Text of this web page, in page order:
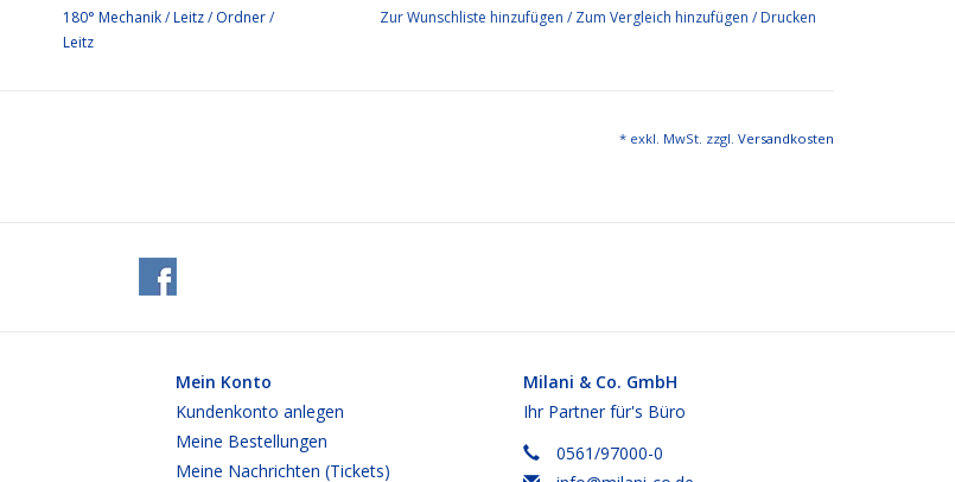
180° Mechanik/Leitz/ Ordner/
Leitz
Zur Wunschliste hinzufügen / Zum Vergleich hinzufügen / Drucken
* exkl. MwSt. zzgl. Versandkosten
Mein Konto
Kundenkonto anlegen
Meine Bestellungen
Meine Nachrichten (Tickets)
Milani & Co. GmbH
Ihr Partner für's Büro
0561/97000-0